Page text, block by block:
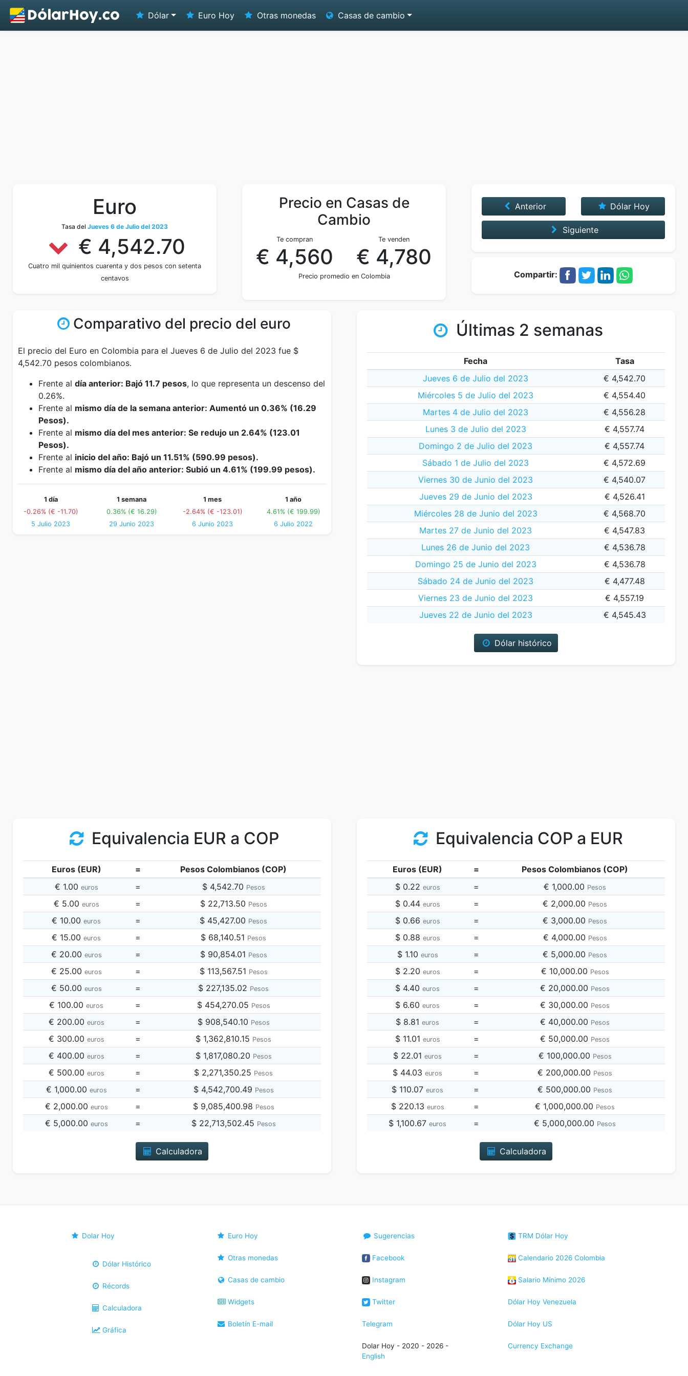
Dólar Euro Hoy Otras monedas Casas de cambio
Euro
Tasa del Jueves 6 de Julio del 2023
€ 4,542.70
Cuatro mil quinientos cuarenta y dos pesos con setenta
centavos
Precio en Casas de
Cambio
Te compran
€ 4,560
Te venden
€ 4,780
Precio promedio en Colombia
Anterior Dólar Hoy
Siguiente
Compartir:
Comparativo del precio del euro
El precio del Euro en Colombia para el Jueves 6 de Julio del 2023 fue $
4,542.70 pesos colombianos.
Frente al día anterior: Bajó 11.7 pesos, lo que representa un descenso del
0.26%.
Frente al mismo día de la semana anterior: Aumentó un 0.36% (16.29
Pesos).
Frente al mismo día del mes anterior: Se redujo un 2.64% (123.01
Pesos).
Frente al inicio del año: Bajó un 11.51% (590.99 pesos).
Frente al mismo día del año anterior: Subió un 4.61% (199.99 pesos).
1 día
-0.26% (€ -11.70)
5 Julio 2023
1 semana
0.36% (€ 16.29)
29 Junio 2023
1 mes
-2.64% (€ -123.01)
6 Junio 2023
1 año
4.61% (€ 199.99)
6 Julio 2022
Últimas 2 semanas
Fecha
Tasa
Jueves 6 de Julio del 2023
€ 4,542.70
Miércoles 5 de Julio del 2023
€ 4,554.40
Martes 4 de Julio del 2023
€ 4,556.28
Lunes 3 de Julio del 2023
€ 4,557.74
Domingo 2 de Julio del 2023
€ 4,557.74
Sábado 1 de Julio del 2023
€ 4,572.69
Viernes 30 de Junio del 2023
€ 4,540.07
Jueves 29 de Junio del 2023
€ 4,526.41
Miércoles 28 de Junio del 2023
€ 4,568.70
Martes 27 de Junio del 2023
€ 4,547.83
Lunes 26 de Junio del 2023
€ 4,536.78
Domingo 25 de Junio del 2023
€ 4,536.78
Sábado 24 de Junio del 2023
€ 4,477.48
Viernes 23 de Junio del 2023
€ 4,557.19
Jueves 22 de Junio del 2023
€ 4,545.43
Dólar histórico
Equivalencia EUR a COP
Euros (EUR) =
Pesos Colombianos (COP)
€ 1.00 euros = $ 4,542.70 Pesos
€ 5.00 euros = $ 22,713.50 Pesos
€ 10.00 euros = $ 45,427.00 Pesos
€ 15.00 euros = $ 68,140.51 Pesos
€ 20.00 euros = $ 90,854.01 Pesos
€ 25.00 euros = $ 113,567.51 Pesos
€ 50.00 euros = $ 227,135.02 Pesos
€ 100.00 euros = $ 454,270.05 Pesos
€ 200.00 euros = $ 908,540.10 Pesos
€ 300.00 euros = $ 1,362,810.15 Pesos
€ 400.00 euros = $ 1,817,080.20 Pesos
€ 500.00 euros = $ 2,271,350.25 Pesos
€ 1,000.00 euros = $ 4,542,700.49 Pesos
€ 2,000.00 euros = $ 9,085,400.98 Pesos
€ 5,000.00 euros = $ 22,713,502.45 Pesos
Calculadora
Equivalencia COP a EUR
Euros (EUR) =
Pesos Colombianos (COP)
$ 0.22 euros = € 1,000.00 Pesos
$ 0.44 euros = € 2,000.00 Pesos
$ 0.66 euros = € 3,000.00 Pesos
$ 0.88 euros = € 4,000.00 Pesos
$ 1.10 euros = € 5,000.00 Pesos
$ 2.20 euros = € 10,000.00 Pesos
$ 4.40 euros = € 20,000.00 Pesos
$ 6.60 euros = € 30,000.00 Pesos
$ 8.81 euros = € 40,000.00 Pesos
$ 11.01 euros = € 50,000.00 Pesos
$ 22.01 euros = € 100,000.00 Pesos
$ 44.03 euros = € 200,000.00 Pesos
$ 110.07 euros = € 500,000.00 Pesos
$ 220.13 euros = € 1,000,000.00 Pesos
$ 1,100.67 euros = € 5,000,000.00 Pesos
Calculadora
Dolar Hoy
Dólar Histórico
Récords
Calculadora
Gráfica
Euro Hoy
Otras monedas
Casas de cambio
Widgets
Boletín E-mail
Sugerencias
Facebook
Instagram
Twitter
Telegram
Dolar Hoy - 2020 - 2026 -
English
TRM Dólar Hoy
Calendario 2026 Colombia
Salario Mínimo 2026
Dólar Hoy Venezuela
Dólar Hoy US
Currency Exchange